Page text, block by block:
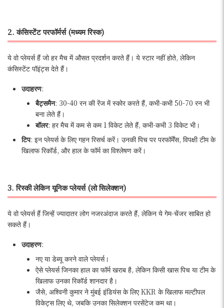
2. कंसिस्टेंट परफॉर्मर्स (मध्यम रिस्क)
ये वो प्लेयर्स हैं जो हर मैच में औसत प्रदर्शन करते हैं। ये स्टार नहीं होते, लेकिन
कंसिस्टेंट पॉइंट्स देते हैं।
उदाहरण:
बैट्समैन: 30-40 रन की रेंज में स्कोर करते हैं, कभी-कभी 50-70 रन भी
बना लेते हैं।
बॉलर: हर मैच में कम से कम 1 विकेट लेते हैं, कभी-कभी 3 विकेट भी।
टिप: इन प्लेयर्स के लिए गहन रिसर्च करें। उनकी पिच पर परफॉर्मेंस, विपक्षी टीम के
खिलाफ रिकॉर्ड, और हाल के फॉर्म का विश्लेषण करें।
3. रिस्की लेकिन यूनिक प्लेयर्स (लो सिलेक्शन)
ये वो प्लेयर्स हैं जिन्हें ज्यादातर लोग नजरअंदाज करते हैं, लेकिन ये गेम-चेंजर साबित हो
सकते हैं।
उदाहरण:
नए या डेब्यू करने वाले प्लेयर्स।
ऐसे प्लेयर्स जिनका हाल का फॉर्म खराब है, लेकिन किसी खास पिच या टीम के
खिलाफ उनका रिकॉर्ड शानदार है।
जैसे, अश्विनी कुमार ने मुंबई इंडियंस के लिए KKR के खिलाफ मल्टीपल
विकेट्स लिए थे, जबकि उनका सिलेक्शन परसेंटेज कम था।